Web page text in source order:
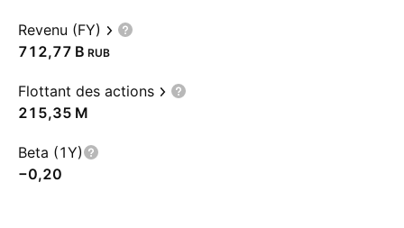
Revenu (FY)
‪712,77 B‬ RUB
Flottant des actions
‪215,35 M‬
Beta (1Y)
−0,20